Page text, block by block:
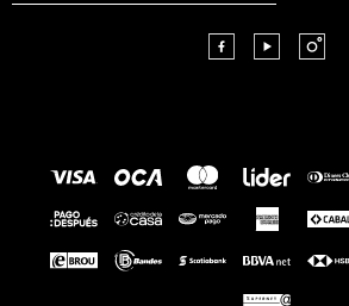
  